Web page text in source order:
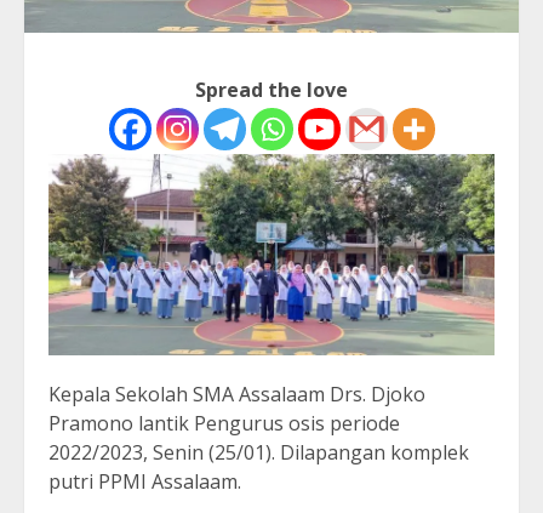
Spread the love
Kepala Sekolah SMA Assalaam Drs. Djoko
Pramono lantik Pengurus osis periode
2022/2023, Senin (25/01). Dilapangan komplek
putri PPMI Assalaam.